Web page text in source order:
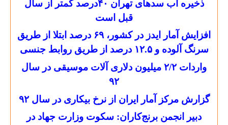
ذخیره آب سدهای تهران ۴۰درصد کمتر از سال
قبل است
افزایش آمار ایدز در کشور، ۶۹ درصد ابتلا از طریق
سرنگ آلوده و ۱۲.۵ درصد از طریق روابط جنسی
واردات ۲/۲ میلیون دلاری آلات موسیقی در سال
۹۲
گزارش مرکز آمار ایران از نرخ بیکاری در سال ۹۲
دبیر انجمن برنج‌کاران: سکوت وزارت جهاد در